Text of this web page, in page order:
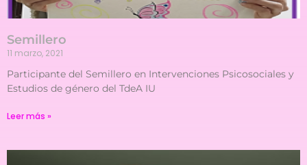
Semillero
11 marzo, 2021
Participante del Semillero en Intervenciones Psicosociales y
Estudios de género del TdeA IU
Leer más »